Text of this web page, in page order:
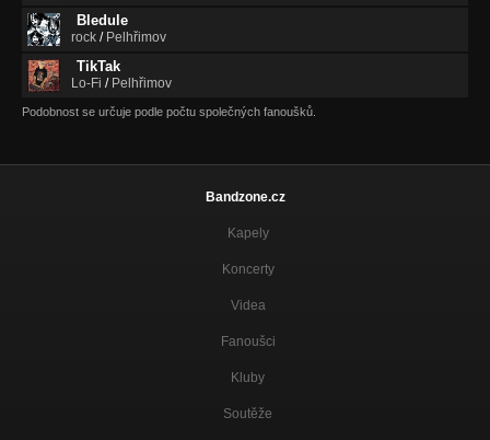
Bledule
rock / Pelhřimov
TikTak
Lo-Fi / Pelhřimov
Podobnost se určuje podle počtu společných fanoušků.
Bandzone.cz
Kapely
Koncerty
Videa
Fanoušci
Kluby
Soutěže